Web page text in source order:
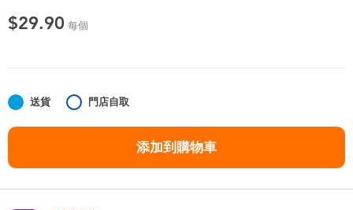
夏日用品
任天堂 Switch
$29.90 每個
送貨 門店自取
添加到購物車